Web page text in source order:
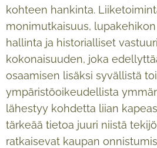
kohteen hankinta.
monimutkaisuus,
hallinta ja historialliset
kokonaisuuden, joka
osaamisen lisäksi syvällistä
ympäristöoikeudellista
lähestyy kohdetta liian
tärkeää tietoa juuri niistä
ratkaisevat kaupan